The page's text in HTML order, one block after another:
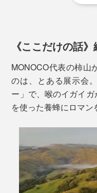
写真は「マヌカロゼンジ（のど
UMF値が10+以上、
ニーは「アクティブ
ーランドでは医療用
オキサール）のほか
ル類、酵素も豊富に
持にも役立ちます。
落下試験をクリアし
としない設計。1.8ｍ
スボトルが割れること
《ここだけの話
MONOCO代表の柿山
のは、とある展示会
ー」で、喉のイガイ
を使った養蜂にロマン